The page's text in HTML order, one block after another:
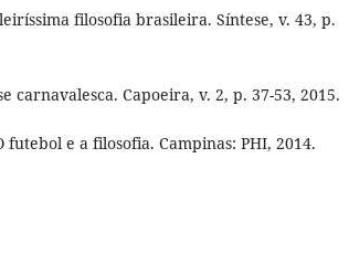
filosofia brasileira. Síntese, v. 43, p.
carnavalesca. Capoeira, v. 2, p. 37-53, 2015.
futebol e a filosofia. Campinas: PHI, 2014.